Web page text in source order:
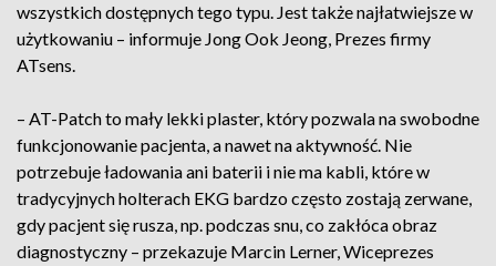
wszystkich dostępnych tego typu. Jest także najłatwiejsze w
użytkowaniu – informuje Jong Ook Jeong, Prezes firmy
ATsens.
– AT-Patch to mały lekki plaster, który pozwala na swobodne
funkcjonowanie pacjenta, a nawet na aktywność. Nie
potrzebuje ładowania ani baterii i nie ma kabli, które w
tradycyjnych holterach EKG bardzo często zostają zerwane,
gdy pacjent się rusza, np. podczas snu, co zakłóca obraz
diagnostyczny – przekazuje Marcin Lerner, Wiceprezes